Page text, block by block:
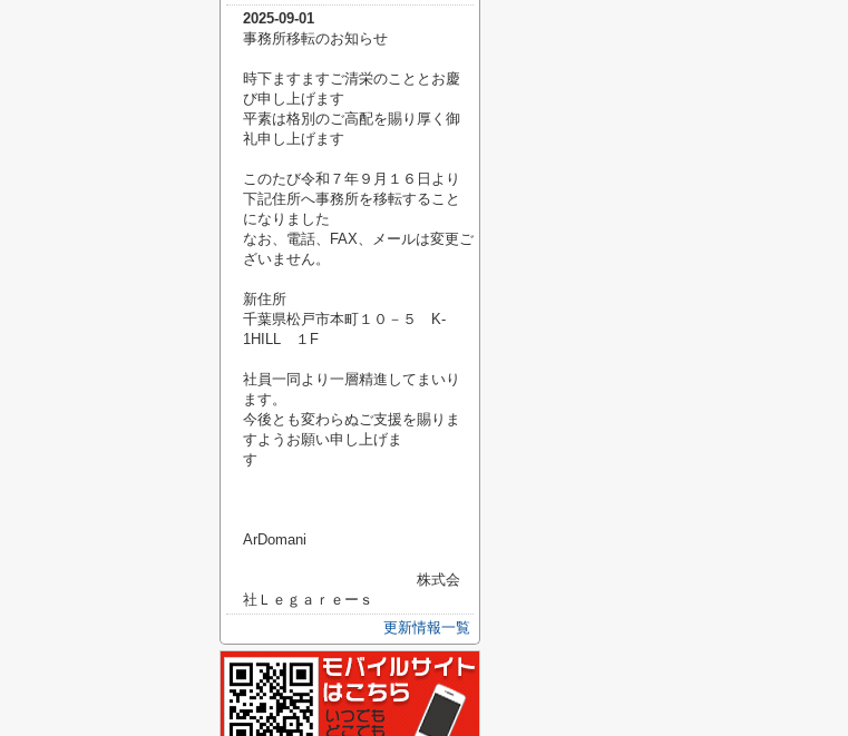
2025-09-01
事務所移転のお知らせ
時下ますますご清栄のこととお慶
び申し上げます
平素は格別のご高配を賜り厚く御
礼申し上げます
このたび令和７年９月１６日より
下記住所へ事務所を移転すること
になりました
なお、電話、FAX、メールは変更ご
ざいません。
新住所
千葉県松戸市本町１０－５ K-
1HILL １F
社員一同より一層精進してまいり
ます。
今後とも変わらぬご支援を賜りま
すようお願い申し上げま
す
ArDomani
株式会
社Ｌｅｇａｒｅーｓ
更新情報一覧